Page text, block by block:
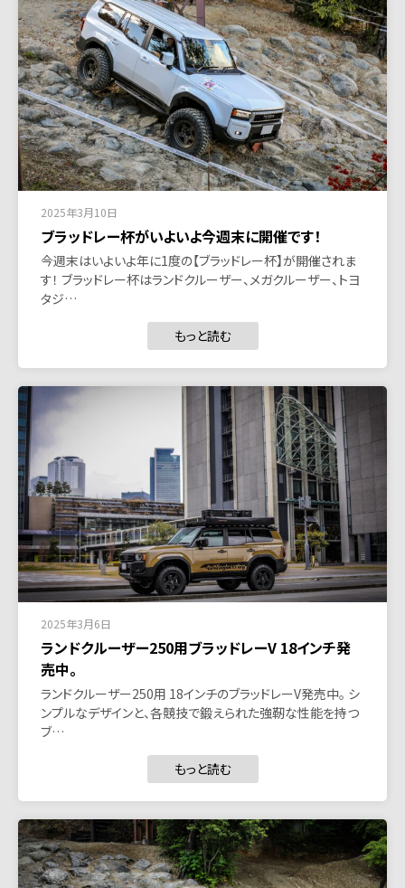
2025年3月10日
ブラッドレー杯がいよいよ今週末に開催です！
今週末はいよいよ年に1度の【ブラッドレー杯】が開催されま
す！ ブラッドレー杯はランドクルーザー、メガクルーザー、トヨ
タジ…
もっと読む
2025年3月6日
ランドクルーザー250用ブラッドレーV 18インチ発
売中。
ランドクルーザー250用 18インチのブラッドレーV発売中。 シ
ンプルなデザインと、各競技で鍛えられた強靭な性能を持つ
ブ…
もっと読む